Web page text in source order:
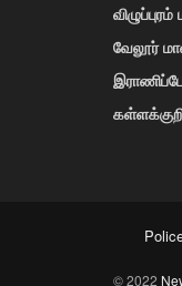
வேலூர்
© 2022